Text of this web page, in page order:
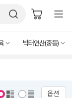
빅터연산(중등)
옵션